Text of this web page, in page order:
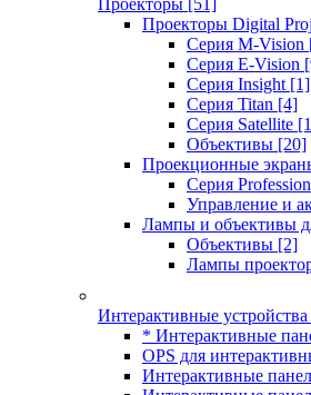
Проекторы [51]
Проекторы Digital
Серия M-Vision
Серия E-Vision
Серия Insight [1]
Серия Titan [4]
Серия Satellite
Объективы [20]
Проекционные
Серия
Управление и
Лампы и объективы
Объективы [2]
Лампы
Интерактивные устройства
* Интерактивные
OPS для
Интерактивные